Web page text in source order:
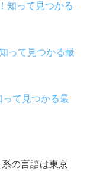
知って見つかる
って見つかる最
て見つかる最
の言語は東京